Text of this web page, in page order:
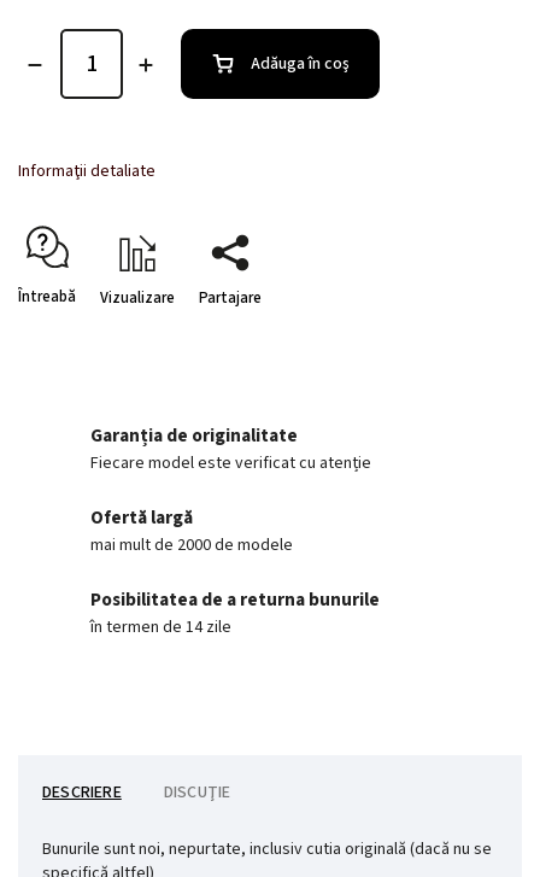
Adăuga în coş
Informaţii detaliate
Întreabă Vizualizare Partajare
Garanția de originalitate
Fiecare model este verificat cu atenție
Ofertă largă
mai mult de 2000 de modele
Posibilitatea de a returna bunurile
în termen de 14 zile
DESCRIERE DISCUŢIE
Bunurile sunt noi, nepurtate, inclusiv cutia originală (dacă nu se